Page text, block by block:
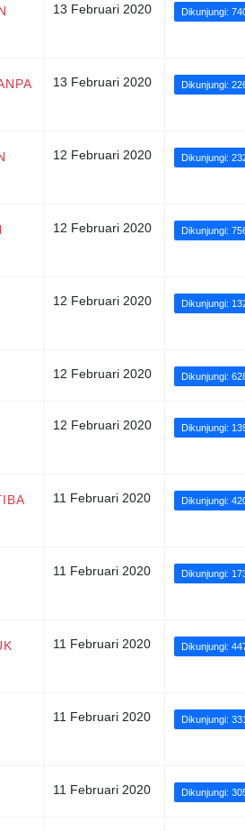
13 Februari 2020 Dikunjungi:
13 Februari 2020 Dikunjungi:
12 Februari 2020 Dikunjungi:
12 Februari 2020 Dikunjungi:
12 Februari 2020 Dikunjungi:
12 Februari 2020 Dikunjungi:
12 Februari 2020 Dikunjungi:
11 Februari 2020 Dikunjungi:
11 Februari 2020 Dikunjungi:
11 Februari 2020 Dikunjungi:
11 Februari 2020 Dikunjungi:
11 Februari 2020 Dikunjungi: